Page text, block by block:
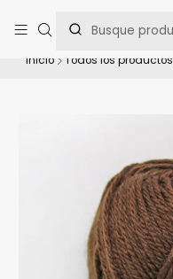
una asesoría personalizada.
Inicio Todos los productos